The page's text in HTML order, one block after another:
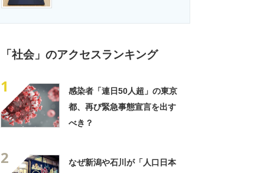
「社会」のアクセスランキング
1
感染者「連日50人超」の東京
都、再び緊急事態宣言を出す
べき？
2
なぜ新潟や石川が「人口日本